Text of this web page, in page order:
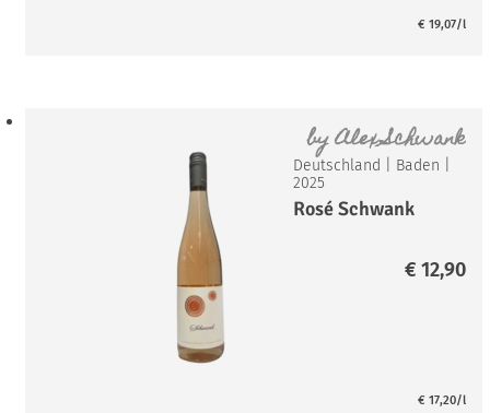
€ 19,07/l
byAlex Schwank
Deutschland Baden
2025
Rosé Schwank
€ 12,90
€ 17,20/l